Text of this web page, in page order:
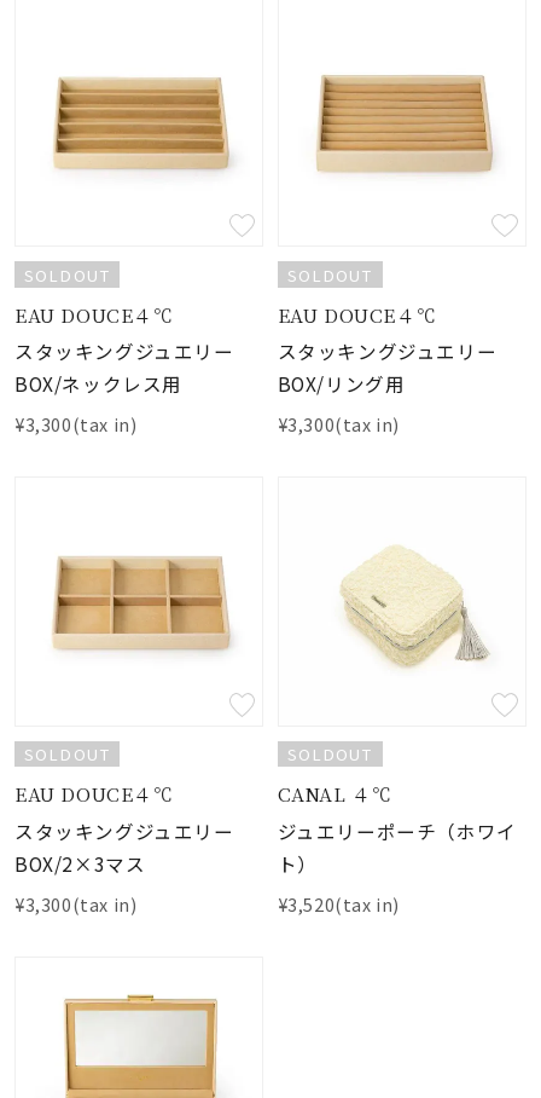
SOLDOUT
EAU DOUCE４℃
スタッキングジュエリー
BOX/ネックレス用
¥3,300(tax in)
SOLDOUT
EAU DOUCE４℃
スタッキングジュエリー
BOX/リング用
¥3,300(tax in)
SOLDOUT
EAU DOUCE４℃
スタッキングジュエリー
BOX/2×3マス
¥3,300(tax in)
SOLDOUT
CANAL ４℃
ジュエリーポーチ（ホワイ
ト）
¥3,520(tax in)